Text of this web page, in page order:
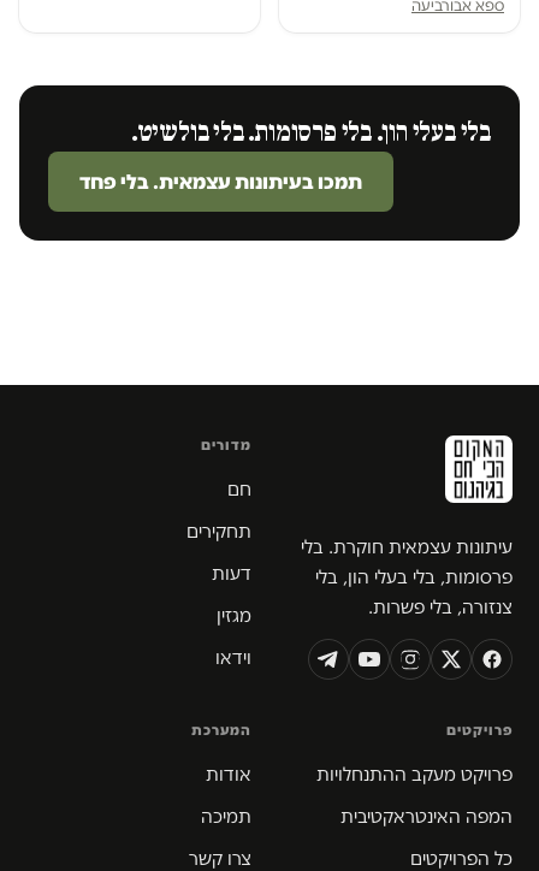
ספא אבורביעה
בלי בעלי הון. בלי פרסומות. בלי בולשיט.
תמכו בעיתונות עצמאית. בלי פחד
עיתונות עצמאית חוקרת. בלי
פרסומות, בלי בעלי הון, בלי
צנזורה, בלי פשרות.
מדורים
חם
תחקירים
דעות
מגזין
וידאו
פרויקטים
פרויקט מעקב ההתנחלויות
המפה האינטראקטיבית
כל הפרויקטים
המערכת
אודות
תמיכה
צרו קשר